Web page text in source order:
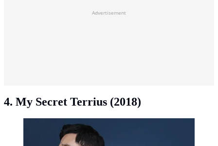
Advertisement
4. My Secret Terrius (2018)